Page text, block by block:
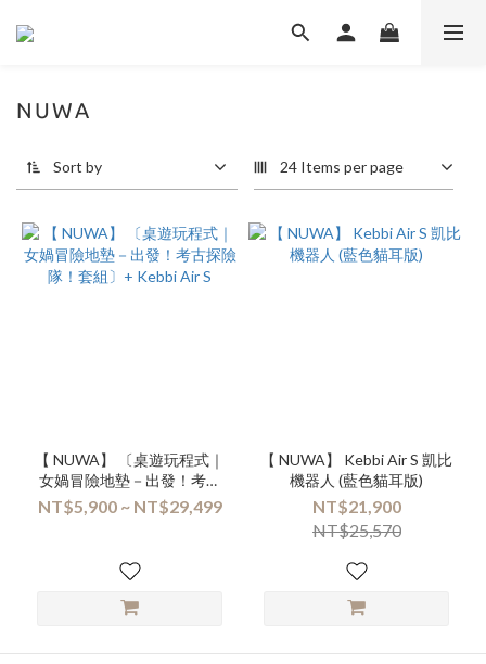
NUWA
Sort by 24 Items per page
【 NUWA】 〔桌遊玩程式｜
女媧冒險地墊－出發！考古
探險隊！套組〕+ Kebbi Air S
NT$5,900 ~ NT$29,499
【 NUWA】 Kebbi Air S 凱比
機器人 (藍色貓耳版)
NT$21,900
NT$25,570